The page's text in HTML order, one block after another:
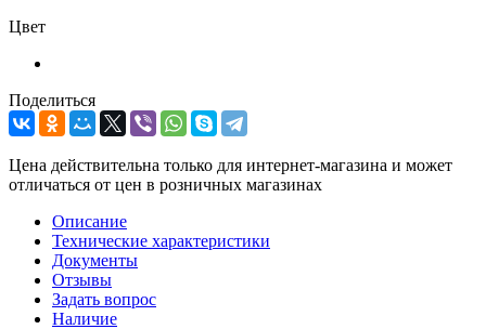
Цвет
Поделиться
Цена действительна только для интернет-магазина и может
отличаться от цен в розничных магазинах
Описание
Технические характеристики
Документы
Отзывы
Задать вопрос
Наличие